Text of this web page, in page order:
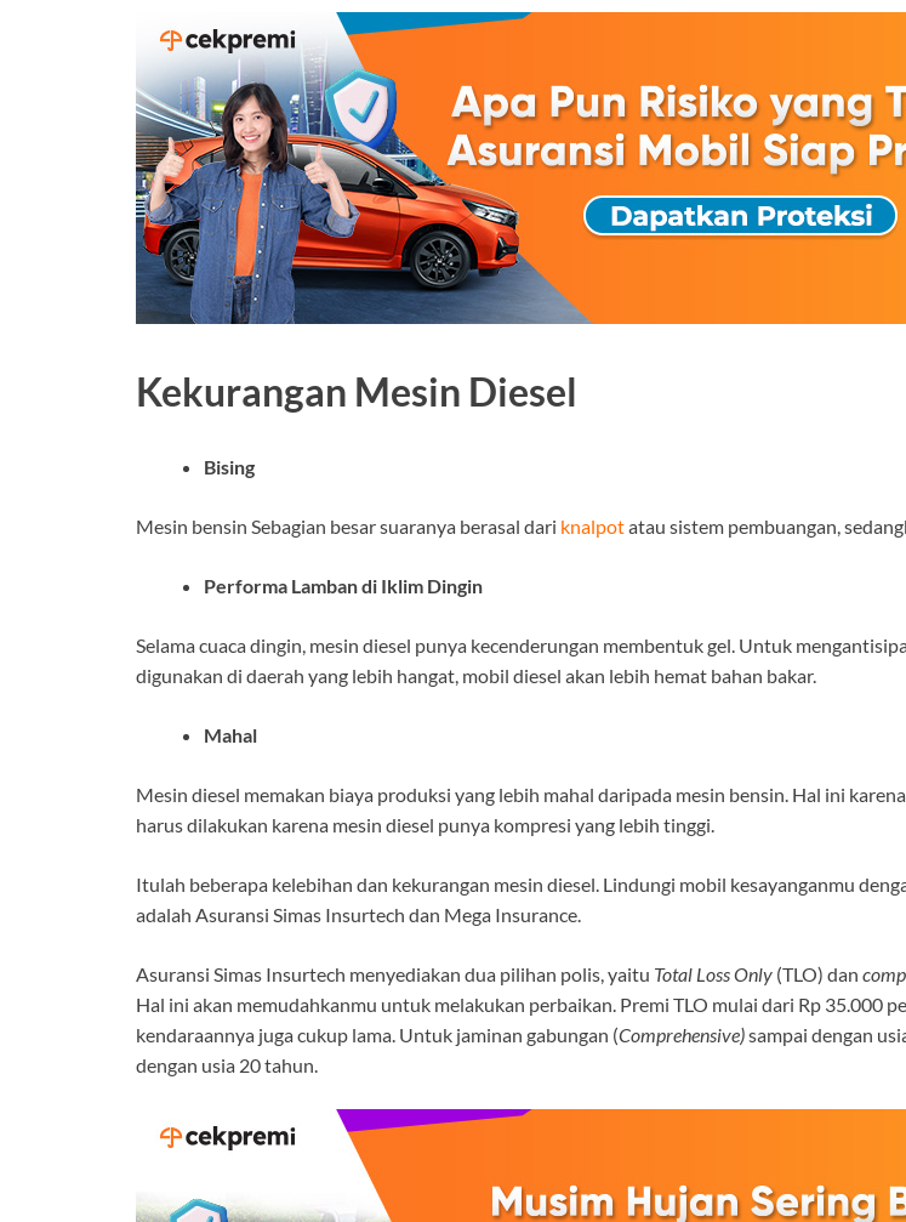
Kekurangan Mesin Diesel
Bising
Mesin bensin Sebagian besar suaranya berasal dari knalpotatau sistem pembuangan,
Performa Lamban di Iklim Dingin
Selama cuaca dingin, mesin diesel punya kecenderungan membentuk gel. Untuk
digunakan di daerah yang lebih hangat, mobil diesel akan lebih hemat bahan bakar.
Mahal
Mesin diesel memakan biaya produksi yang lebih mahal daripada mesin bensin. Hal ini
harus dilakukan karena mesin diesel punya kompresi yang lebih tinggi.
Itulah beberapa kelebihan dan kekurangan mesin diesel. Lindungi mobil kesayanganmu
adalah Asuransi Simas Insurtech dan Mega Insurance.
Asuransi Simas Insurtech menyediakan dua pilihan polis, yaitu Total Loss Only (TLO) dan
Hal ini akan memudahkanmu untuk melakukan perbaikan. Premi TLO mulai dari Rp 35.000
kendaraannya juga cukup lama. Untuk jaminan gabungan (Comprehensive)sampai dengan
dengan usia 20 tahun.